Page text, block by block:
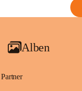
Alben
Partner